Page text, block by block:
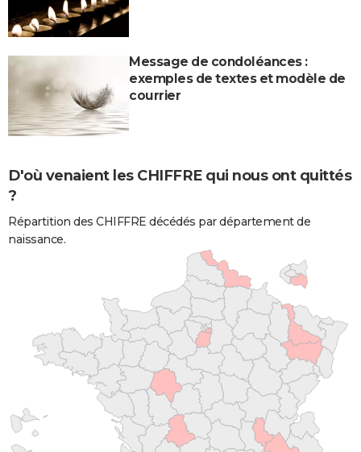
Message de condoléances :
exemples de textes et modèle de
courrier
D'où venaient les CHIFFRE qui nous ont quittés
?
Répartition des CHIFFRE décédés par département de
naissance.